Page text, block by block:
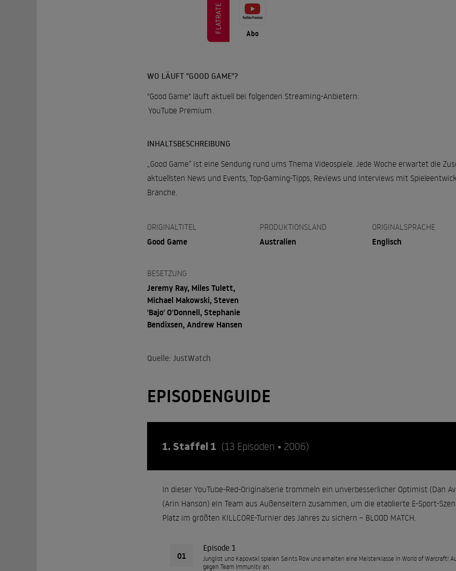
FLATRATE Abo
WO LÄUFT "GOOD GAME"?
"Good Game" läuft aktuell bei folgenden Streaming-Anbietern:
YouTube Premium
INHALTSBESCHREIBUNG
„Good Game“ ist eine Sendung rund ums Thema Videospiele. Jede Woche erwartet die
aktuellsten News und Events, Top-Gaming-Tipps, Reviews und Interviews mit
Branche.
ORIGINALTITEL
Good Game
PRODUKTIONSLAND
Australien
ORIGINALSPRACHE
Englisch
BESETZUNG
Jeremy Ray, Miles Tulett,
Michael Makowski, Steven
'Bajo' O'Donnell, Stephanie
Bendixsen, Andrew Hansen
Quelle: JustWatch
EPISODENGUIDE
1. Staffel 1 (13 Episoden • 2006)
In dieser YouTube-Red-Originalserie trommeln ein unverbesserlicher Optimist (Dan
(Arin Hanson) ein Team aus Außenseitern zusammen, um die etablierte E-Sport-
Platz im größten KILLCORE-Turnier des Jahres zu sichern – BLOOD MATCH.
01
Episode 1
Junglist und Kapowski spielen Saints Row und erhalten eine Meisterklasse in World of Warcraft!
gegen Team Immunity an.